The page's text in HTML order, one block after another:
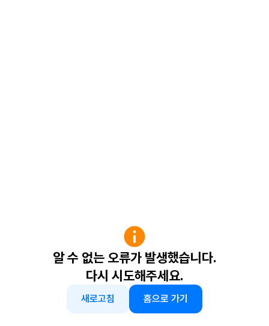
알 수 없는 오류가 발생했습니다.
다시 시도해주세요.
새로고침 홈으로 가기